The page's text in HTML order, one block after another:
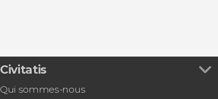
9,10


Civitatis
Qui sommes-nous